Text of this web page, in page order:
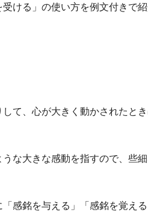
ける」の使い方を例文付きで
て、心が大きく動かされたと
な大きな感動を指すので、些
感銘を与える」「感銘を覚え